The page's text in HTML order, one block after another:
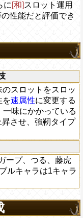
に [和] スロット運用
性能だと評価でき
スロットをスロッ
を速属性に変更する
味にかかっている
させ、強靭タイプ
ープ、つる、藤虎
ルキャラは1キャラ